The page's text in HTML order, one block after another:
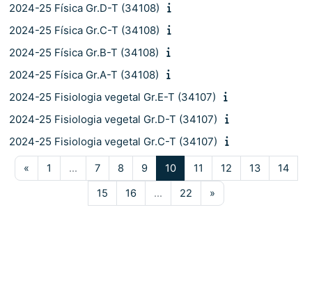
2024-25 Física Gr.D-T (34108)
2024-25 Física Gr.C-T (34108)
2024-25 Física Gr.B-T (34108)
2024-25 Física Gr.A-T (34108)
2024-25 Fisiologia vegetal Gr.E-T (34107)
2024-25 Fisiologia vegetal Gr.D-T (34107)
2024-25 Fisiologia vegetal Gr.C-T (34107)
«Pàgina anterior
1 Pàgina 1
… 7Pàgina 7
8Pàgina 8
9Pàgina 9
10Pàgina 10
11 Pàgina 11
12Pàgina 12
13Pàgina 13
14
15Pàgina 15
16Pàgina 16
… 22Pàgina 22
»Pàgina següent